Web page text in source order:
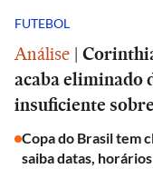
FUTEBOL
Análise |
acaba eliminado
insuficiente
Copa do Brasil tem
saiba datas,